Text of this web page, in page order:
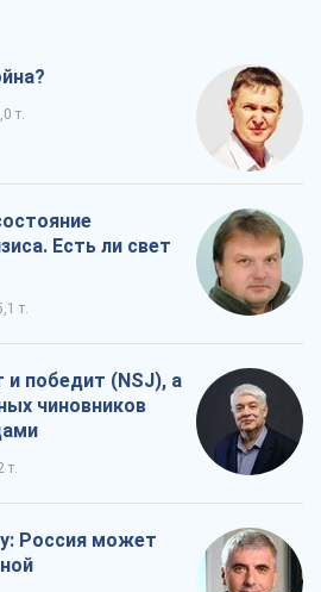
т.
Есть ли свет
т.
победит (NSJ), а
чиновников
т.
Россия может